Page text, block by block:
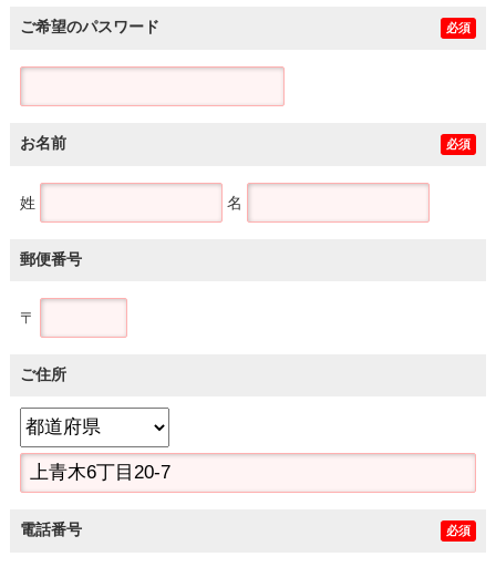
ご希望のパスワード 必須
お名前 必須
姓 名
郵便番号
〒
ご住所
電話番号 必須